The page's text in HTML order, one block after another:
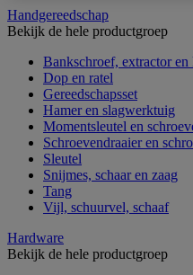
Handgereedschap
Bekijk de hele productgroep
Bankschroef, extractor en
Dop en ratel
Gereedschapsset
Hamer en slagwerktuig
Momentsleutel en
Schroevendraaier en
Sleutel
Snijmes, schaar en zaag
Tang
Vijl, schuurvel, schaaf
Hardware
Bekijk de hele productgroep